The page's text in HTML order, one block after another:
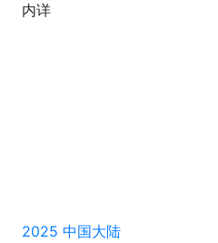
内详
2025 中国大陆